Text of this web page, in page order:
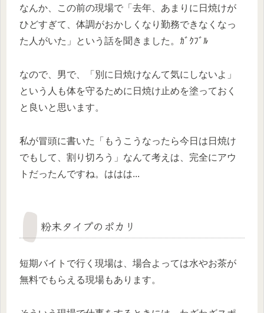
なんか、この前の現場で「去年、あまりに日焼けが
ひどすぎて、体調がおかしくなり勤務できなくなっ
た人がいた」という話を聞きました。ｶﾞｸﾌﾞﾙ
なので、男で、「別に日焼けなんて気にしないよ」
という人も体を守るために日焼け止めを塗っておく
と良いと思います。
私が冒頭に書いた「もうこうなったら今日は日焼け
でもして、割り切ろう」なんて考えは、完全にアウ
トだったんですね。ははは...
粉末タイプのポカリ
短期バイトで行く現場は、場合よっては水やお茶が
無料でもらえる現場もあります。